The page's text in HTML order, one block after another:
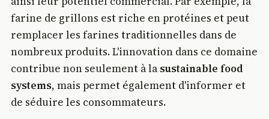
farine de grillons est riche en protéines et peut
remplacer les farines traditionnelles dans de
nombreux produits. L'innovation dans ce domaine
contribue non seulement à la sustainable food
systems, mais permet également d'informer et
de séduire les consommateurs.